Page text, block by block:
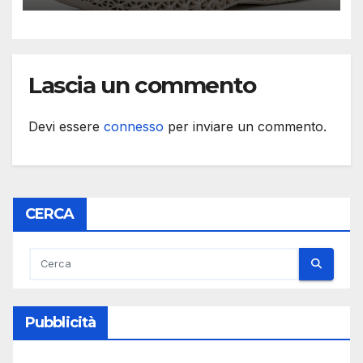
Lascia un commento
Devi essere connesso per inviare un commento.
CERCA
Pubblicità